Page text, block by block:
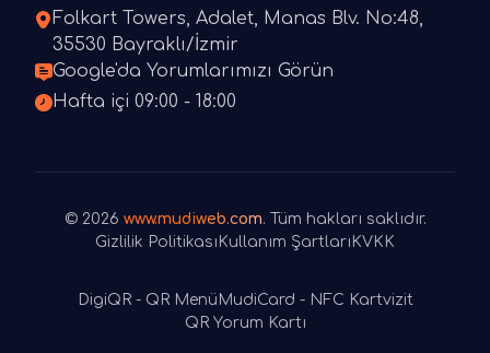
Folkart Towers, Adalet, Manas Blv. No:48,
35530 Bayraklı/İzmir
Google'da Yorumlarımızı Görün
Hafta içi 09:00 - 18:00
© 2026 www.mudiweb.com. Tüm hakları saklıdır.
Gizlilik Politikası Kullanım Şartları KVKK
DigiQR - QR Menü MudiCard - NFC Kartvizit
QR Yorum Kartı